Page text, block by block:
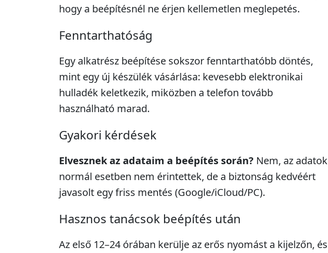
hogy a beépítésnél ne érjen kellemetlen meglepetés.
Fenntarthatóság
Egy alkatrész beépítése sokszor fenntarthatóbb döntés,
mint egy új készülék vásárlása: kevesebb elektronikai
hulladék keletkezik, miközben a telefon tovább
használható marad.
Gyakori kérdések
Elvesznek az adataim a beépítés során? Nem, az adatok
normál esetben nem érintettek, de a biztonság kedvéért
javasolt egy friss mentés (Google/iCloud/PC).
Hasznos tanácsok beépítés után
Az első 12–24 órában kerülje az erős nyomást a kijelzőn, és